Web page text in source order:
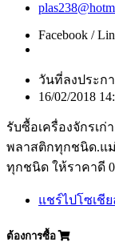
Facebook /
วันที่ลงประก
16/02/2018
รับซื้อเครื่องจักรเก่
พลาสติกทุกชนิด.แม่
ทุกชนิด ให้ราคาดี
แชร์ไปโซเชีย
ต้องการซื้อ